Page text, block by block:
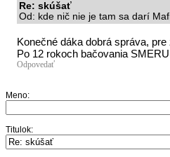
Re: skúšať
Od: kde nič nie je tam sa darí
Konečné dáka dobrá správa,
Po 12 rokoch bačovania
Odpovedať
Meno:
Titulok: